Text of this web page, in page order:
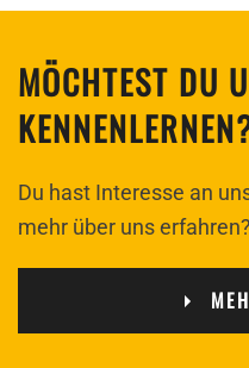
MÖCHTEST DU
Du hast Interesse an
mehr über uns erfahren?